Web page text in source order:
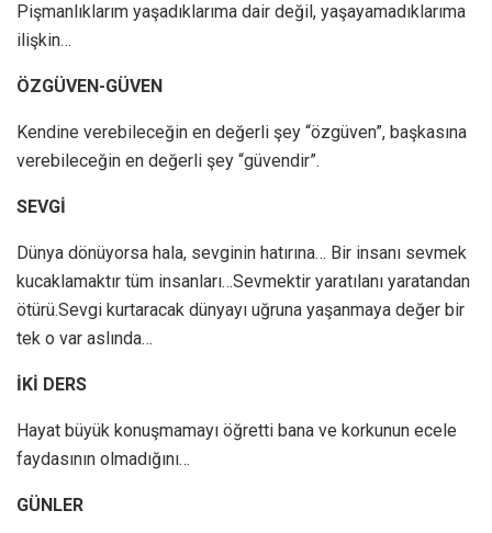
Pişmanlıklarım yaşadıklarıma dair değil, yaşayamadıklarıma
ilişkin…
ÖZGÜVEN-GÜVEN
Kendine verebileceğin en değerli şey “özgüven”, başkasına
verebileceğin en değerli şey “güvendir”.
SEVGİ
Dünya dönüyorsa hala, sevginin hatırına… Bir insanı sevmek
kucaklamaktır tüm insanları…Sevmektir yaratılanı yaratandan
ötürü.Sevgi kurtaracak dünyayı uğruna yaşanmaya değer bir
tek o var aslında…
İKİ DERS
Hayat büyük konuşmamayı öğretti bana ve korkunun ecele
faydasının olmadığını…
GÜNLER